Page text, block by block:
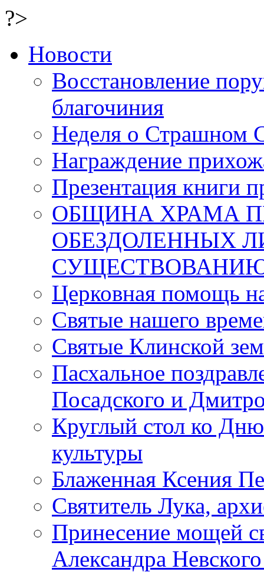
?>
Новости
Восстановление
благочиния
Неделя о Страшном
Награждение
Презентация книги
ОБЩИНА ХРАМА
ОБЕЗДОЛЕННЫХ
Церковная помощь
Святые нашего
Святые Клинской
Пасхальное
Посадского и
Круглый стол ко
культуры
Блаженная Ксения
Святитель Лука,
Принесение мощей
Александра